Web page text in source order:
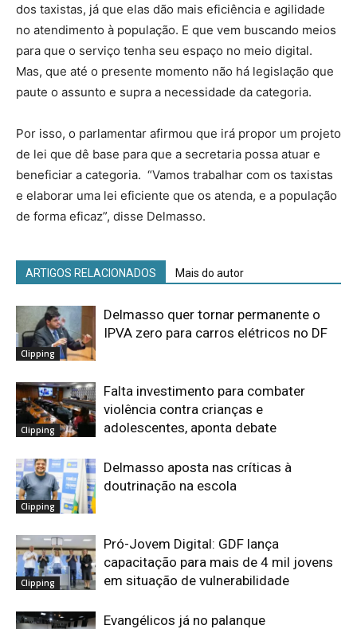
dos taxistas, já que elas dão mais eficiência e agilidade
no atendimento à população. E que vem buscando meios
para que o serviço tenha seu espaço no meio digital.
Mas, que até o presente momento não há legislação que
paute o assunto e supra a necessidade da categoria.
Por isso, o parlamentar afirmou que irá propor um projeto
de lei que dê base para que a secretaria possa atuar e
beneficiar a categoria. “Vamos trabalhar com os taxistas
e elaborar uma lei eficiente que os atenda, e a população
de forma eficaz”, disse Delmasso.
ARTIGOS RELACIONADOS Mais do autor
Clipping
Delmasso quer tornar permanente o
IPVA zero para carros elétricos no DF
Clipping
Falta investimento para combater
violência contra crianças e
adolescentes, aponta debate
Clipping
Delmasso aposta nas críticas à
doutrinação na escola
Clipping
Pró-Jovem Digital: GDF lança
capacitação para mais de 4 mil jovens
em situação de vulnerabilidade
Evangélicos já no palanque